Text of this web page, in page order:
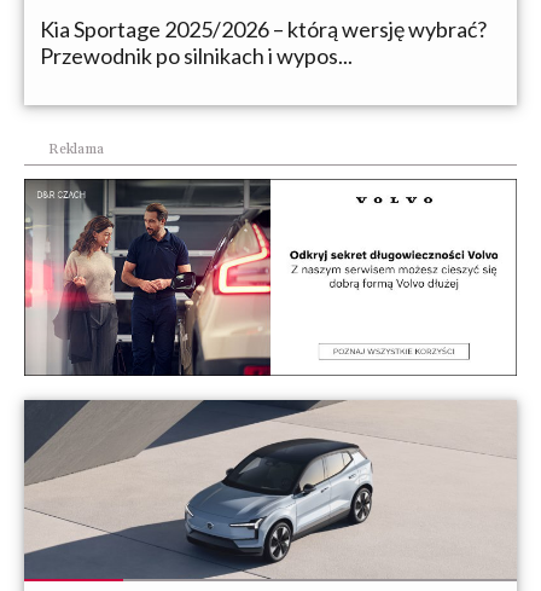
Kia Sportage 2025/2026 – którą wersję wybrać?
Przewodnik po silnikach i wypos...
Reklama